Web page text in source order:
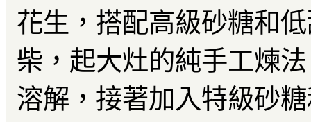
花生，搭配高級砂糖和
柴，起大灶的純手工煉
溶解，接著加入特級砂